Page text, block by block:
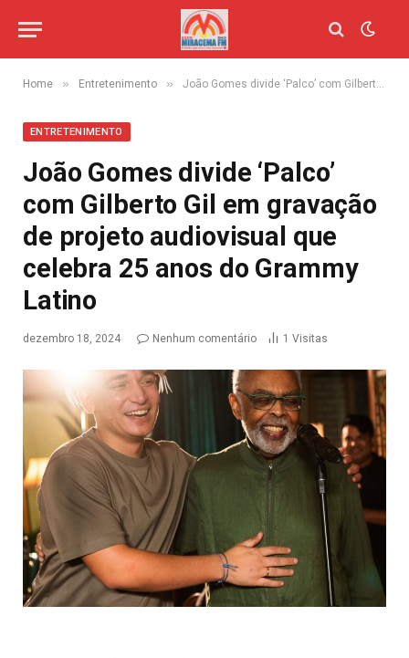
Home » Entretenimento » João Gomes divide ‘Palco’ com Gilberto Gil em gravação de projeto audiovisual que celebra 25 anos do Grammy Latino
ENTRETENIMENTO
João Gomes divide ‘Palco’
com Gilberto Gil em gravação
de projeto audiovisual que
celebra 25 anos do Grammy
Latino
dezembro 18, 2024 Nenhum comentário 1 Visitas